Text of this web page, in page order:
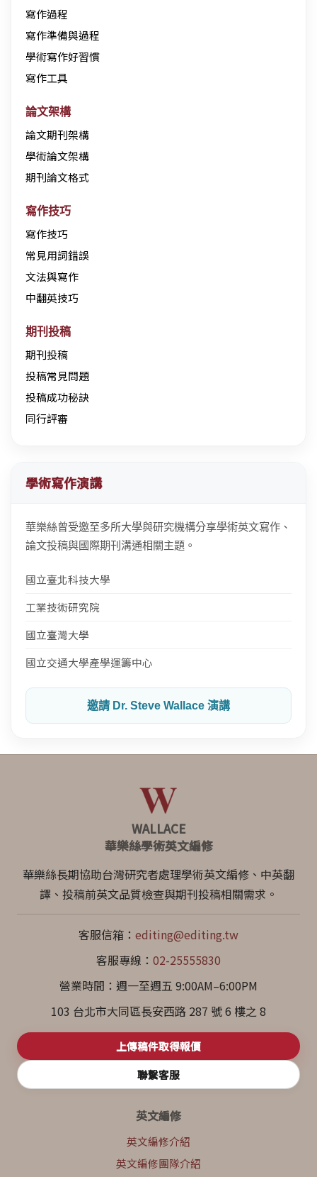
寫作過程
寫作準備與過程
學術寫作好習慣
寫作工具
論文架構
論文期刊架構
學術論文架構
期刊論文格式
寫作技巧
寫作技巧
常見用詞錯誤
文法與寫作
中翻英技巧
期刊投稿
期刊投稿
投稿常見問題
投稿成功秘訣
同行評審
學術寫作演講
華樂絲曾受邀至多所大學與研究機構分享學術英文寫作、
論文投稿與國際期刊溝通相關主題。
國立臺北科技大學
工業技術研究院
國立臺灣大學
國立交通大學產學運籌中心
邀請 Dr. Steve Wallace 演講
WALLACE
華樂絲學術英文編修
華樂絲長期協助台灣研究者處理學術英文編修、中英翻
譯、投稿前英文品質檢查與期刊投稿相關需求。
客服信箱： editing@editing.tw
客服專線： 02-25555830
營業時間：週一至週五 9:00AM–6:00PM
103 台北市大同區長安西路 287 號 6 樓之 8
上傳稿件取得報價
聯繫客服
英文編修
英文編修介紹
英文編修團隊介紹